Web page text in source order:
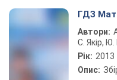
ГДЗ
Автори:
С. Якір,
Рік: 2013
Опис: